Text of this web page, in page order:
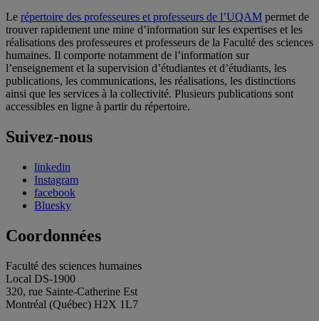
Le répertoire des professeures et professeurs de l’UQAM permet de
trouver rapidement une mine d’information sur les expertises et les
réalisations des professeures et professeurs de la Faculté des sciences
humaines. Il comporte notamment de l’information sur
l’enseignement et la supervision d’étudiantes et d’étudiants, les
publications, les communications, les réalisations, les distinctions
ainsi que les services à la collectivité. Plusieurs publications sont
accessibles en ligne à partir du répertoire.
Suivez-nous
linkedin
Instagram
facebook
Bluesky
Coordonnées
Faculté des sciences humaines
Local DS-1900
320, rue Sainte-Catherine Est
Montréal (Québec) H2X 1L7